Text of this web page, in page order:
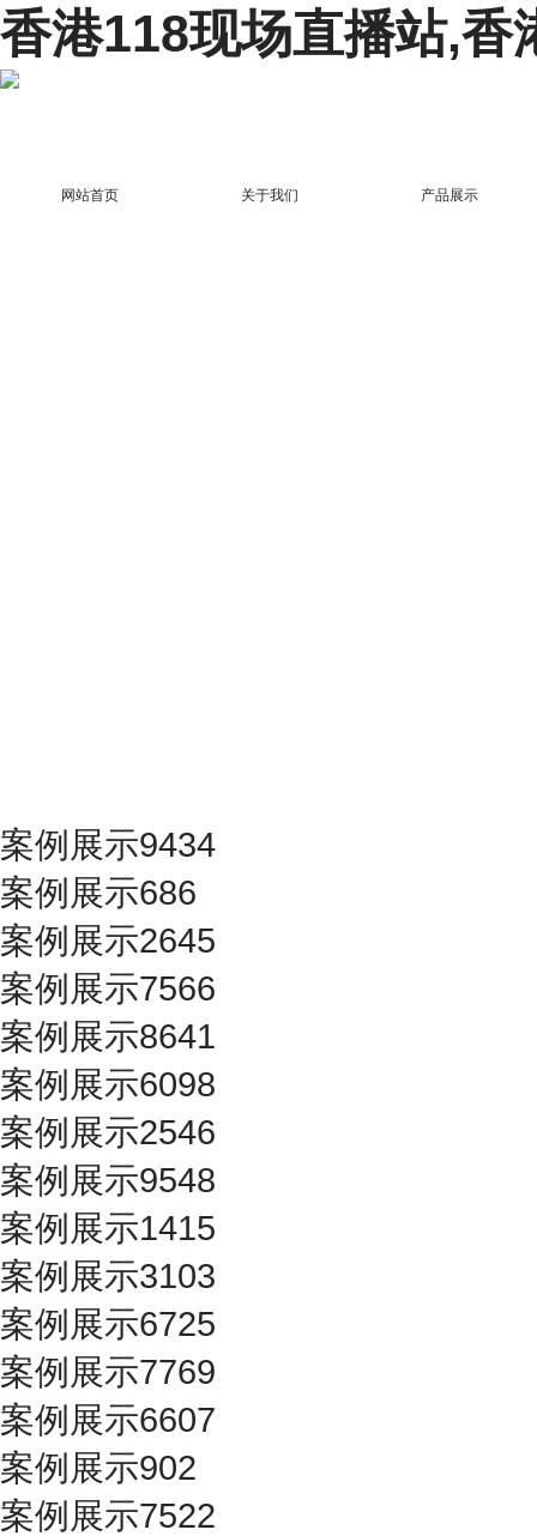
香港118现场直播站,香
网站首页 关于我们 产品展示
案例展示9434
案例展示686
案例展示2645
案例展示7566
案例展示8641
案例展示6098
案例展示2546
案例展示9548
案例展示1415
案例展示3103
案例展示6725
案例展示7769
案例展示6607
案例展示902
案例展示7522